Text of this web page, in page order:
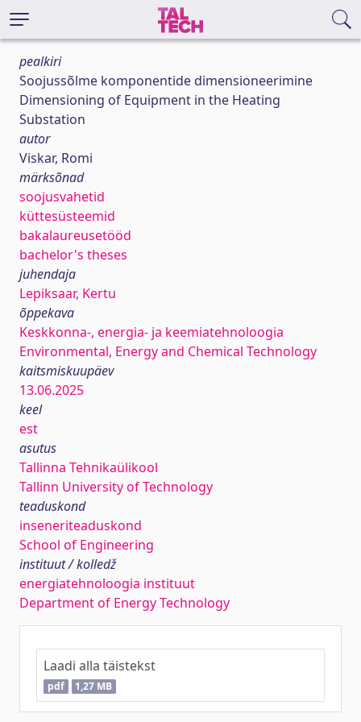
pealkiri
Soojussõlme komponentide dimensioneerimine
Dimensioning of Equipment in the Heating
Substation
autor
Viskar, Romi
märksõnad
soojusvahetid
küttesüsteemid
bakalaureusetööd
bachelor's theses
juhendaja
Lepiksaar, Kertu
õppekava
Keskkonna-, energia- ja keemiatehnoloogia
Environmental, Energy and Chemical Technology
kaitsmiskuupäev
13.06.2025
keel
est
asutus
Tallinna Tehnikaülikool
Tallinn University of Technology
teaduskond
inseneriteaduskond
School of Engineering
instituut / kolledž
energiatehnoloogia instituut
Department of Energy Technology
Laadi alla täistekst
pdf 1,27 MB